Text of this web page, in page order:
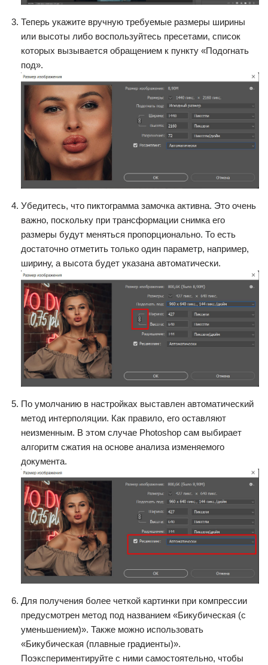
Теперь укажите вручную требуемые размеры ширины
или высоты либо воспользуйтесь пресетами, список
которых вызывается обращением к пункту «Подогнать
под».
Убедитесь, что пиктограмма замочка активна. Это очень
важно, поскольку при трансформации снимка его
размеры будут меняться пропорционально. То есть
достаточно отметить только один параметр, например,
ширину, а высота будет указана автоматически.
По умолчанию в настройках выставлен автоматический
метод интерполяции. Как правило, его оставляют
неизменным. В этом случае Photoshop сам выбирает
алгоритм сжатия на основе анализа изменяемого
документа.
Для получения более четкой картинки при компрессии
предусмотрен метод под названием «Бикубическая (с
уменьшением)». Также можно использовать
«Бикубическая (плавные градиенты)».
Поэкспериментируйте с ними самостоятельно, чтобы